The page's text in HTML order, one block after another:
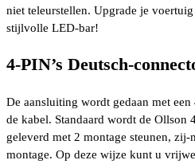
niet teleurstellen. Upgrade je
stijlvolle LED-bar!
4-PIN’s Deutsch-
De aansluiting wordt gedaan met
de kabel. Standaard wordt de Ollson
geleverd met 2 montage steunen, zij-
montage. Op deze wijze kunt u